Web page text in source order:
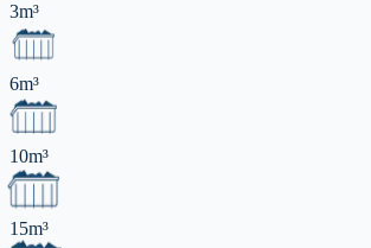
3m³
6m³
10m³
15m³